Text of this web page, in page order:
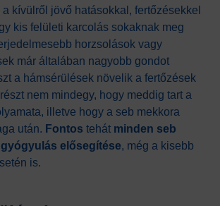
a kívülről jövő hatásokkal, fertőzésekkel
kis felületi karcolás sokaknak meg
horzsolások vagy
már általában nagyobb gondot
a hámsérülések növelik a fertőzések
nem mindegy, hogy meddig tart a
illetve hogy a seb mekkora
után. Fontos tehát minden seb
elősegítése, még a kisebb
is.